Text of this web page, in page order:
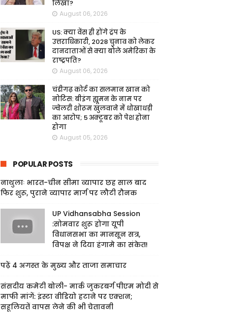
लिखा?
August 06, 2026
US: क्या वेंस ही होंगे ट्रंप के
उत्तराधिकारी, 2028 चुनाव को लेकर
दानदाताओं से क्या बोले अमेरिका के
राष्ट्रपति?
August 06, 2026
चंडीगढ़ कोर्ट का सलमान खान को
नोटिस: बीइंग ह्यूमन के नाम पर
ज्वेलरी शोरूम खुलवाने में धोखाधड़ी
का आरोप; 5 अक्टूबर को पेश होना
होगा
August 05, 2026
POPULAR POSTS
नाथुलाः भारत-चीन सीमा व्यापार छह साल बाद
फिर शुरू, पुराने व्यापार मार्ग पर लौटी रौनक
UP Vidhansabha Session
:सोमवार शुरू होगा यूपी
विधानसभा का मानसून सत्र,
विपक्ष ने दिया हंगामे का संकेत!
पढ़ें 4 अगस्त के मुख्य और ताजा समाचार
संसदीय कमेटी बोली- मार्क जुकरबर्ग पीएम मोदी से
माफी मांगें: इंस्टा वीडियो हटाने पर एक्शन;
सहूलियतें वापस लेने की भी चेतावनी